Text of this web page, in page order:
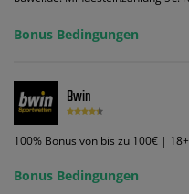
ein und wir geben Ihnen die
Wett-Credits, wenn Sie
Wett-Credits aus. Es gelten die
Code VIPANGEBOT kann
ändert dies den Angebotsbetrag
Bonus Bedingungen
Bwin
100% Bonus von bis zu 100€ |
Bonus Bedingungen